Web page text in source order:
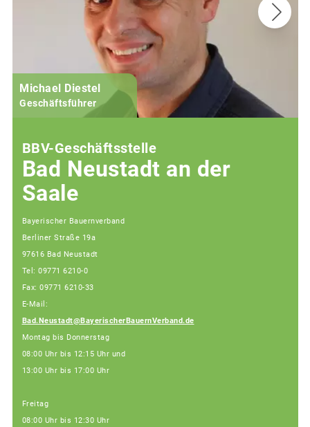
Michael Diestel
Geschäftsführer
BBV-Geschäftsstelle
Bad Neustadt an der
Saale
Bayerischer Bauernverband
Berliner Straße 19a
97616 Bad Neustadt
Tel: 09771 6210-0
Fax: 09771 6210-33
E-Mail:
Bad.Neustadt@BayerischerBauernVerband.de
Montag bis Donnerstag
08:00 Uhr bis 12:15 Uhr und
13:00 Uhr bis 17:00 Uhr
Freitag
08:00 Uhr bis 12:30 Uhr